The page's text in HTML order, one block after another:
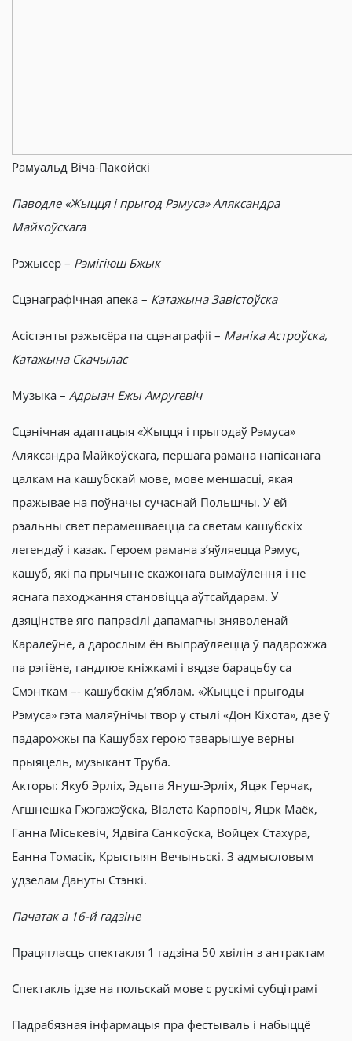
Рамуальд Віча-Пакойскі
Паводле «Жыцця і прыгод Рэмуса» Аляксандра
Майкоўскага
Рэжысёр – Рэмігіюш Бжык
Сцэнаграфічная апека – Катажына Завістоўска
Асістэнты рэжысёра па сцэнаграфіі – Маніка Астроўска,
Катажына Скачылас
Музыка – Адрыан Ежы Амругевіч
Сцэнічная адаптацыя «Жыцця і прыгодаў Рэмуса»
Аляксандра Майкоўскага, першага рамана напісанага
цалкам на кашубскай мове, мове меншасці, якая
пражывае на поўначы сучаснай Польшчы. У ёй
рэальны свет перамешваецца са светам кашубскіх
легендаў і казак. Героем рамана з’яўляецца Рэмус,
кашуб, які па прычыне скажонага вымаўлення і не
яснага паходжання становіцца аўтсайдарам. У
дзяцінстве яго папрасілі дапамагчы зняволенай
Каралеўне, а дарослым ён выпраўляецца ў падарожжа
па рэгіёне, гандлюе кніжкамі і вядзе барацьбу са
Смэнткам –- кашубскім д’яблам. «Жыццё і прыгоды
Рэмуса» гэта маляўнічы твор у стылі «Дон Кіхота», дзе ў
падарожжы па Кашубах герою таварышуе верны
прыяцель, музыкант Труба.
Акторы: Якуб Эрліх, Эдыта Януш-Эрліх, Яцэк Герчак,
Агшнешка Гжэгажэўска, Віалета Карповіч, Яцэк Маёк,
Ганна Міськевіч, Ядвіга Санкоўска, Войцех Стахура,
Ёанна Томасік, Крыстыян Вечыньскі. З адмысловым
удзелам Дануты Стэнкі.
Пачатак а 16-й гадзіне
Працягласць спектакля 1 гадзіна 50 хвілін з антрактам
Спектакль ідзе на польскай мове с рускімі субцітрамi
Падрабязная інфармацыя пра фестываль і набыццё